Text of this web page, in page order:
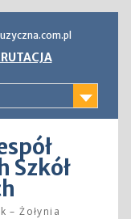
Szkół
– Żołynia